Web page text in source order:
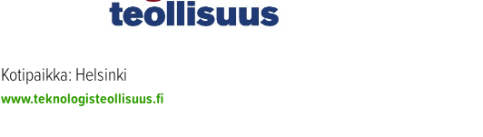
Kotipaikka: Helsinki
www.teknologisteollisuus.fi